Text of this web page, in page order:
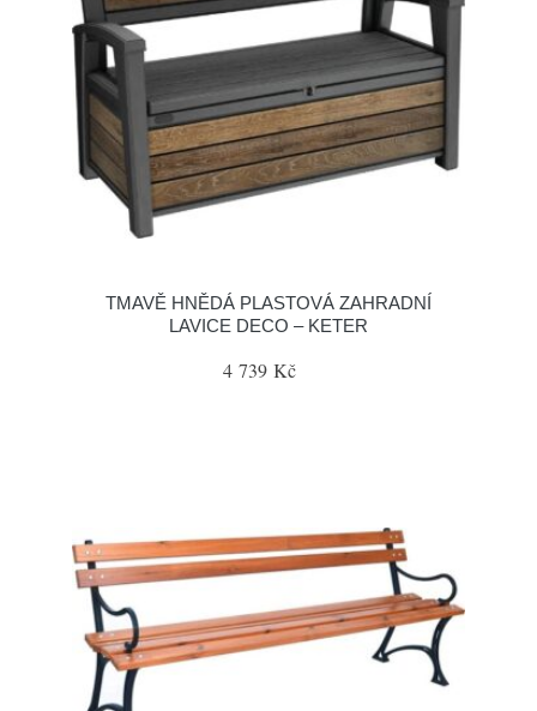
TMAVĚ HNĚDÁ PLASTOVÁ ZAHRADNÍ
LAVICE DECO – KETER
4 739 Kč